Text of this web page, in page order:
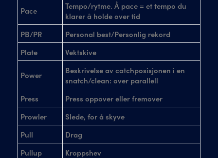
Pace
Tempo/rytme. Å pace = et tempo du
klarer å holde over tid
PB/PR
Personal best/Personlig rekord
Plate
Vektskive
Power
Beskrivelse av catchposisjonen i en
snatch/clean: over parallell
Press
Press oppover eller fremover
Prowler
Slede, for å skyve
Pull
Drag
Pullup
Kroppshev